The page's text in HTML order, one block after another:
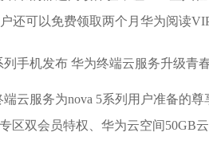
还可以免费领取两个月华为阅读VIP
云服务为nova 5系列用户准备的
区双会员特权、华为云空间50GB